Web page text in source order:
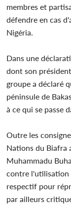
membres et
défendre en cas
Nigéria.
Dans une
dont son
groupe a déclaré
péninsule de
à ce qui se passe
Outre les
Nations du Biafra
Muhammadu
contre l'utilisation
respectif pour
par ailleurs